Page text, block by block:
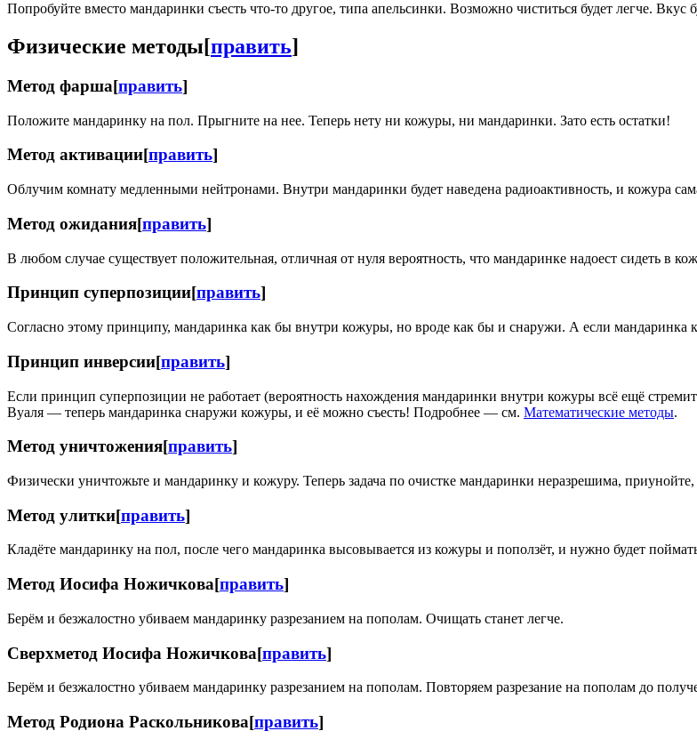
Попробуйте вместо мандаринки съесть что-то другое, типа апельсинки. Возможно чиститься будет легче.
Физические методы[править]
Метод фарша[править]
Положите мандаринку на пол. Прыгните на нее. Теперь нету ни кожуры, ни мандаринки. Зато есть остатки!
Метод активации[править]
Облучим комнату медленными нейтронами. Внутри мандаринки будет наведена радиоактивность, и кожура
Метод ожидания[править]
В любом случае существует положительная, отличная от нуля вероятность, что мандаринке надоест сидеть в
Принцип суперпозиции[править]
Согласно этому принципу, мандаринка как бы внутри кожуры, но вроде как бы и снаружи. А если
Принцип инверсии[править]
Если принцип суперпозиции не работает (вероятность нахождения мандаринки внутри кожуры всё ещё
Вуаля — теперь мандаринка снаружи кожуры, и её можно съесть! Подробнее — см. Математические методы.
Метод уничтожения[править]
Физически уничтожьте и мандаринку и кожуру. Теперь задача по очистке мандаринки неразрешима,
Метод улитки[править]
Кладёте мандаринку на пол, после чего мандаринка высовывается из кожуры и поползёт, и нужно будет
Метод Иосифа Ножичкова[править]
Берём и безжалостно убиваем мандаринку разрезанием на пополам. Очищать станет легче.
Сверхметод Иосифа Ножичкова[править]
Берём и безжалостно убиваем мандаринку разрезанием на пополам. Повторяем разрезание на пополам до
Метод Родиона Раскольникова[править]